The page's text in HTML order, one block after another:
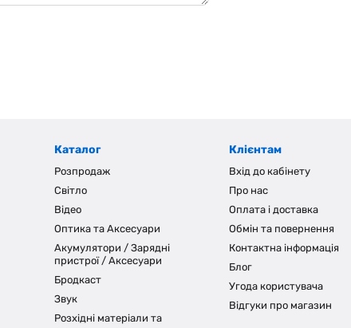
Каталог
Розпродаж
Світло
Відео
Оптика та Аксесуари
Акумулятори / Зарядні
пристрої / Аксесуари
Бродкаст
Звук
Розхідні матеріали та
Клієнтам
Вхід до кабінету
Про нас
Оплата і доставка
Обмін та повернення
Контактна інформація
Блог
Угода користувача
Відгуки про магазин